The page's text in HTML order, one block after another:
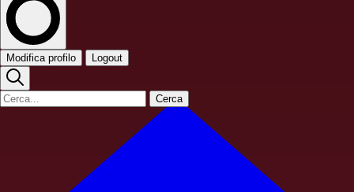
Modifica profilo Logout
Cerca